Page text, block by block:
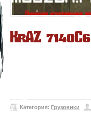
KrAZ 7140С6
Категория: Грузовики